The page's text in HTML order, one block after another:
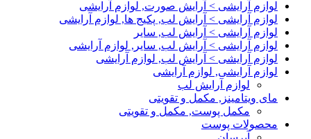
لوازم آرایشی > آرایش صورت, لوازم آرایشی
لوازم آرایشی > آرایش لب, پکیج ها, لوازم آرایشی
لوازم آرایشی > آرایش لب, سایر
لوازم آرایشی > آرایش لب, سایر, لوازم آرایشی
لوازم آرایشی > آرایش لب, لوازم آرایشی
لوازم آرایشی, لوازم آرایشی
لوازم آرایش لب
مای ویتامینز, مکمل و تقویتی
مکمل پوست, مکمل و تقویتی
محصولات پوست